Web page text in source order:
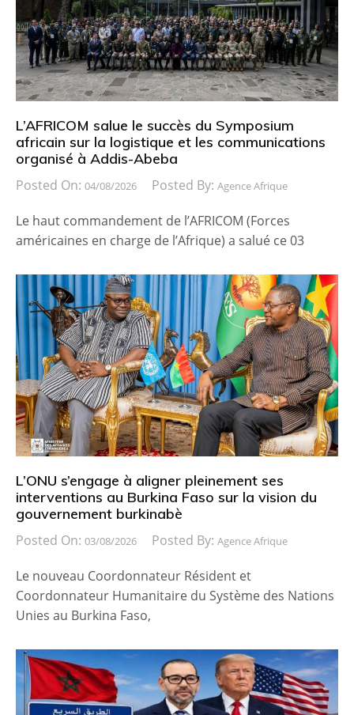
L’AFRICOM salue le succès du Symposium
africain sur la logistique et les communications
organisé à Addis-Abeba
Posted On: 04/08/2026 Posted By: Agence Afrique
Le haut commandement de l’AFRICOM (Forces
américaines en charge de l’Afrique) a salué ce 03
L’ONU s’engage à aligner pleinement ses
interventions au Burkina Faso sur la vision du
gouvernement burkinabè
Posted On: 03/08/2026 Posted By: Agence Afrique
Le nouveau Coordonnateur Résident et
Coordonnateur Humanitaire du Système des Nations
Unies au Burkina Faso,